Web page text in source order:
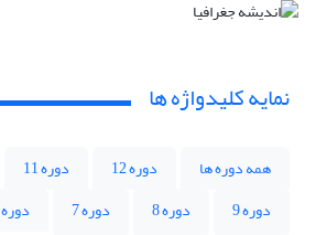
نمایه کلیدواژه ها
همه دوره ها دوره 12 دوره 11
دوره 9
دوره 8 دوره 7 دوره 6